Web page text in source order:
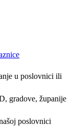
u poslovnici ili
gradove, županije
poslovnici